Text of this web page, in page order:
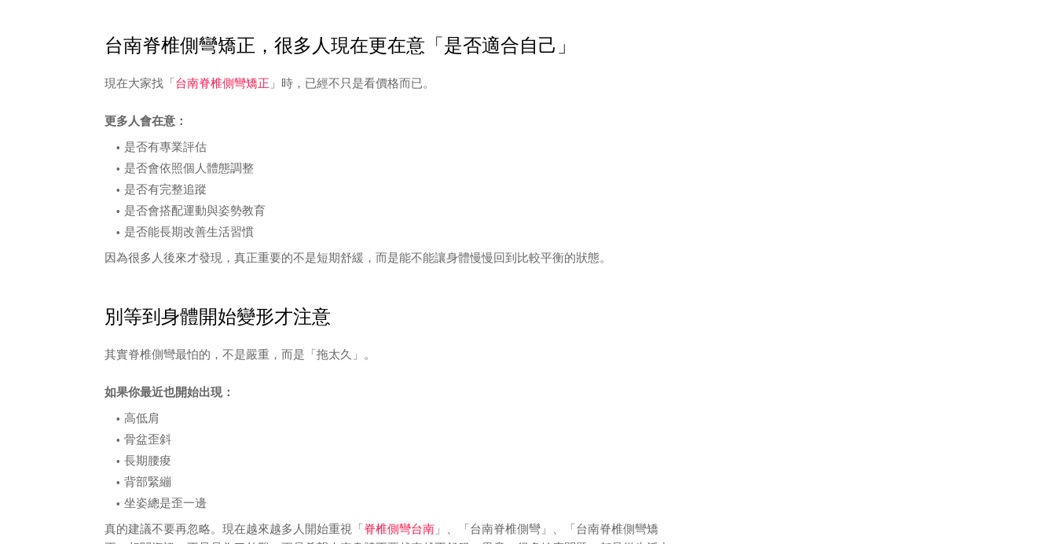
台南脊椎側彎矯正，很多人現在更在意「是否適合自己」
現在大家找「台南脊椎側彎矯正 」時，已經不只是看價格而已。
更多人會在意：
是否有專業評估
是否會依照個人體態調整
是否有完整追蹤
是否會搭配運動與姿勢教育
是否能長期改善生活習慣
因為很多人後來才發現，真正重要的不是短期舒緩，而是能不能讓身體慢慢回到比較平衡的狀態。
別等到身體開始變形才注意
其實脊椎側彎最怕的，不是嚴重，而是「拖太久」。
如果你最近也開始出現：
高低肩
骨盆歪斜
長期腰痠
背部緊繃
坐姿總是歪一邊
真的建議不要再忽略。現在越來越多人開始重視「脊椎側彎台南 」、「台南脊椎側彎」、「台南脊椎側彎矯